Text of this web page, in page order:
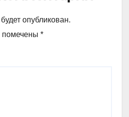
опубликован.
помечены *